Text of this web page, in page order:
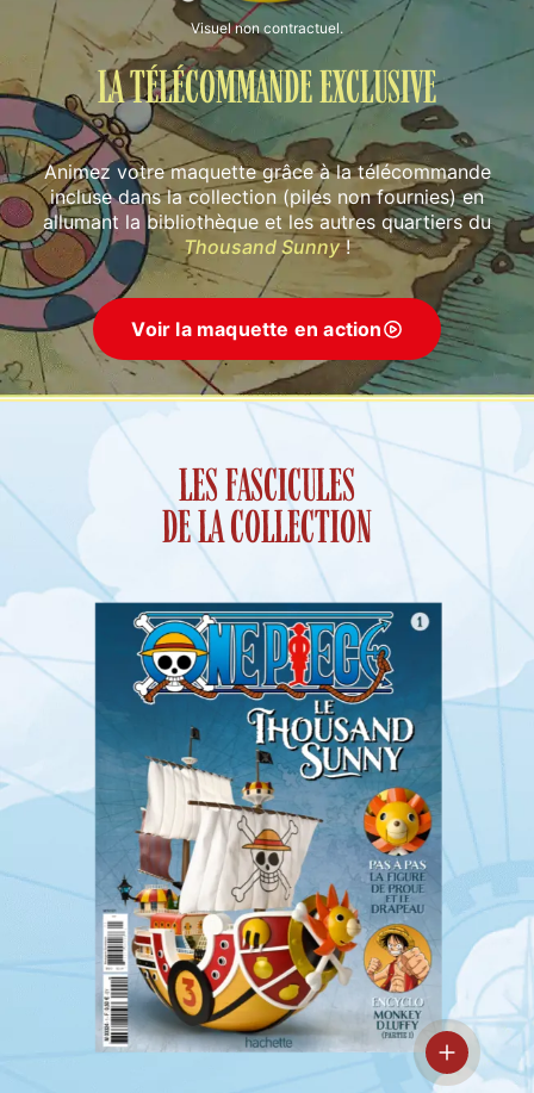
LA TÉLÉCOMMANDE EXCLUSIVE
Animez votre maquette grâce à la télécommande
inclusedans la collection (piles non fournies) en
allumant la bibliothèque et les autres quartiers du
Thousand Sunny!
Voir la maquette en action
Visuel non contractuel.
LES FASCICULES
DE LA COLLECTION